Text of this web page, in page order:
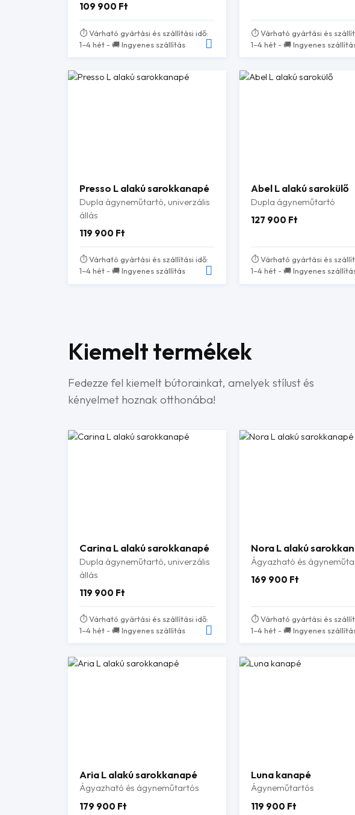
109 900 Ft
⏱️ Várható gyártási és szállítási idő:
1–4 hét - 🚚 Ingyenes szállítás
⏱️ Várható gyártási és
1–4 hét - 🚚 Ingyenes
Presso L alakú sarokkanapé
Dupla ágyneműtartó, univerzális
állás
119 900 Ft
⏱️ Várható gyártási és szállítási idő:
1–4 hét - 🚚 Ingyenes szállítás
Abel L alakú sarokülő
Dupla ágyneműtartó
127 900 Ft
⏱️ Várható gyártási és
1–4 hét - 🚚 Ingyenes
Kiemelt termékek
Fedezze fel kiemelt bútorainkat, amelyek stílust és
kényelmet hoznak otthonába!
Carina L alakú sarokkanapé
Dupla ágyneműtartó, univerzális
állás
119 900 Ft
⏱️ Várható gyártási és szállítási idő:
1–4 hét - 🚚 Ingyenes szállítás
Nora L alakú
Ágyazható és
169 900 Ft
⏱️ Várható gyártási és
1–4 hét - 🚚 Ingyenes
Aria L alakú sarokkanapé
Ágyazható és ágyneműtartós
179 900 Ft
Luna kanapé
Ágyneműtartós
119 900 Ft